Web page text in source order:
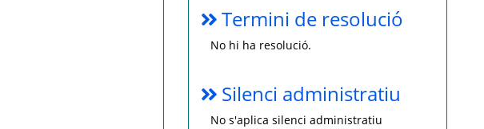
Termini de resolució
No hi ha resolució.
Silenci administratiu
No s'aplica silenci administratiu